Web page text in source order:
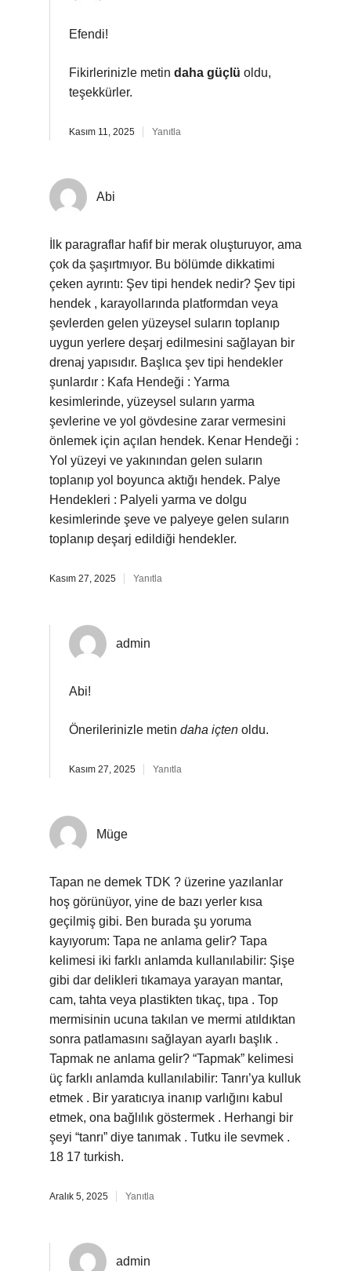
Efendi!
Fikirlerinizle metin daha güçlü oldu,
teşekkürler.
Kasım 11, 2025 Yanıtla
Abi
İlk paragraflar hafif bir merak oluşturuyor, ama
çok da şaşırtmıyor. Bu bölümde dikkatimi
çeken ayrıntı: Şev tipi hendek nedir? Şev tipi
hendek , karayollarında platformdan veya
şevlerden gelen yüzeysel suların toplanıp
uygun yerlere deşarj edilmesini sağlayan bir
drenaj yapısıdır. Başlıca şev tipi hendekler
şunlardır : Kafa Hendeği : Yarma
kesimlerinde, yüzeysel suların yarma
şevlerine ve yol gövdesine zarar vermesini
önlemek için açılan hendek. Kenar Hendeği :
Yol yüzeyi ve yakınından gelen suların
toplanıp yol boyunca aktığı hendek. Palye
Hendekleri : Palyeli yarma ve dolgu
kesimlerinde şeve ve palyeye gelen suların
toplanıp deşarj edildiği hendekler.
Kasım 27, 2025 Yanıtla
admin
Abi!
Önerilerinizle metin daha içten oldu.
Kasım 27, 2025 Yanıtla
Müge
Tapan ne demek TDK ? üzerine yazılanlar
hoş görünüyor, yine de bazı yerler kısa
geçilmiş gibi. Ben burada şu yoruma
kayıyorum: Tapa ne anlama gelir? Tapa
kelimesi iki farklı anlamda kullanılabilir: Şişe
gibi dar delikleri tıkamaya yarayan mantar,
cam, tahta veya plastikten tıkaç, tıpa . Top
mermisinin ucuna takılan ve mermi atıldıktan
sonra patlamasını sağlayan ayarlı başlık .
Tapmak ne anlama gelir? “Tapmak” kelimesi
üç farklı anlamda kullanılabilir: Tanrı’ya kulluk
etmek . Bir yaratıcıya inanıp varlığını kabul
etmek, ona bağlılık göstermek . Herhangi bir
şeyi “tanrı” diye tanımak . Tutku ile sevmek .
18 17 turkish.
Aralık 5, 2025 Yanıtla
admin